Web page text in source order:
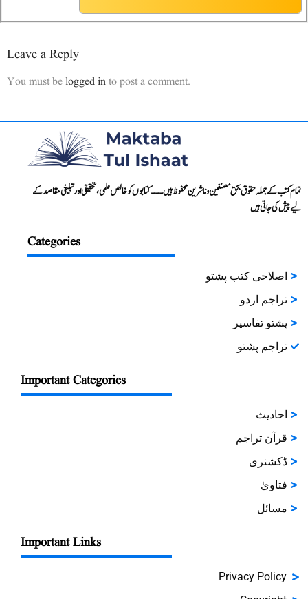
Leave a Reply
You must belogged into post a comment.
تمام کتب کے جملہ حقوق بحق مصنفین و ناشرین محفوظ ہیں۔۔۔ کتابوں کو خالص علمی، تحقیقی اور تبلیغی مقاصد کے
لیے پیش کی جاتی ہیں
Categories
اصلاحی کتب پشتو
تراجم اردو
پشتو تفاسیر
تراجم پشتو
Important Categories
احادیث
قرآن تراجم
ڈکشنری
فتاویٰ
مسائل
Important Links
Privacy Policy